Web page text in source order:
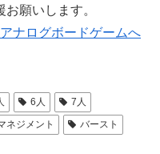
願いします。
6人
7人
ネジメント
バースト